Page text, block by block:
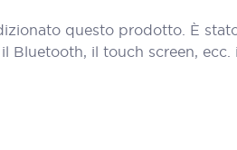
questo prodotto. È
il touch screen,